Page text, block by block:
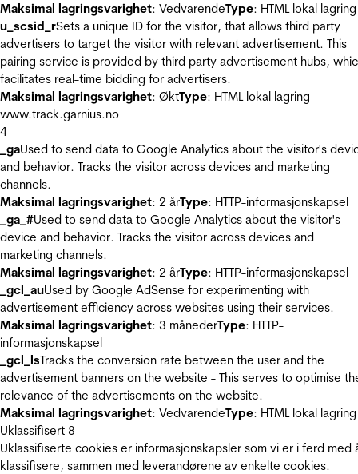
Maksimal lagringsvarighet: VedvarendeType: HTML lokal lagring
u_scsid_rSets a unique ID for the visitor, that allows third party
advertisers to target the visitor with relevant advertisement. This
pairing service is provided by third party advertisement hubs,
facilitates real-time bidding for advertisers.
Maksimal lagringsvarighet: ØktType: HTML lokal lagring
www.track.garnius.no
4
_gaUsed to send data to Google Analytics about the visitor's
and behavior. Tracks the visitor across devices and marketing
channels.
Maksimal lagringsvarighet: 2 årType: HTTP-informasjonskapsel
_ga_#Used to send data to Google Analytics about the visitor's
device and behavior. Tracks the visitor across devices and
marketing channels.
Maksimal lagringsvarighet: 2 årType: HTTP-informasjonskapsel
_gcl_auUsed by Google AdSense for experimenting with
advertisement efficiency across websites using their services.
Maksimal lagringsvarighet: 3 månederType: HTTP-
informasjonskapsel
_gcl_lsTracks the conversion rate between the user and the
advertisement banners on the website - This serves to optimise
relevance of the advertisements on the website.
Maksimal lagringsvarighet: VedvarendeType: HTML lokal lagring
Uklassifisert 8
Uklassifiserte cookies er informasjonskapsler som vi er i ferd med
klassifisere, sammen med leverandørene av enkelte cookies.